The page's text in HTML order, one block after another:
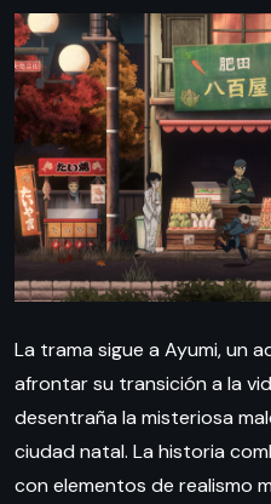
La trama sigue a Ayumi, un
afrontar su transición a la
desentraña la misteriosa
ciudad natal. La historia
con elementos de realismo